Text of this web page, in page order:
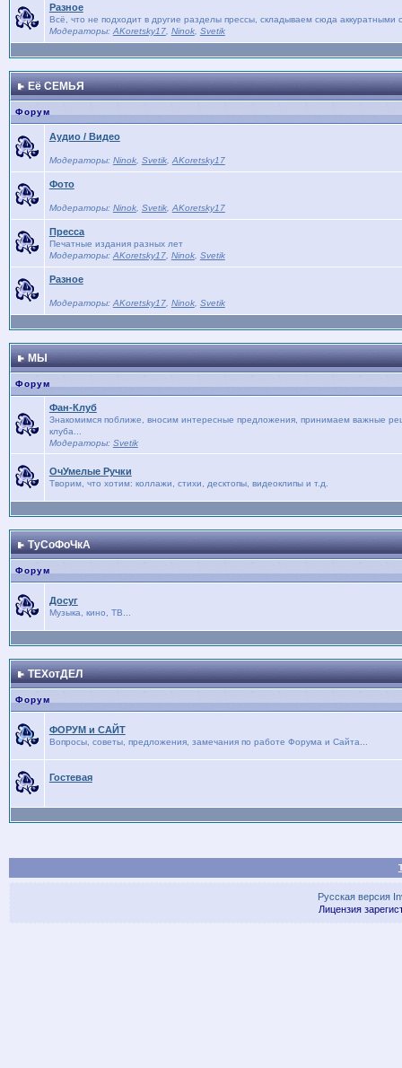
Разное
Всё, что не подходит в другие разделы прессы, складываем сюда аккуратными
Модераторы: AKoretsky17, Ninok, Svetik
Её СЕМЬЯ
Форум
Аудио / Видео
Модераторы: Ninok, Svetik, AKoretsky17
Фото
Модераторы: Ninok, Svetik, AKoretsky17
Пресса
Печатные издания разных лет
Модераторы: AKoretsky17, Ninok, Svetik
Разное
Модераторы: AKoretsky17, Ninok, Svetik
МЫ
Форум
Фан-Клуб
Знакомимся поближе, вносим интересные предложения, принимаем важные
клуба...
Модераторы: Svetik
ОчУмелые Ручки
Творим, что хотим: коллажи, стихи, десктопы, видеоклипы и т.д.
ТуСоФоЧкА
Форум
Досуг
Музыка, кино, ТВ...
ТЕХотДЕЛ
Форум
ФОРУМ и САЙТ
Вопросы, советы, предложения, замечания по работе Форума и Сайта...
Гостевая
Русская версия
Лицензия